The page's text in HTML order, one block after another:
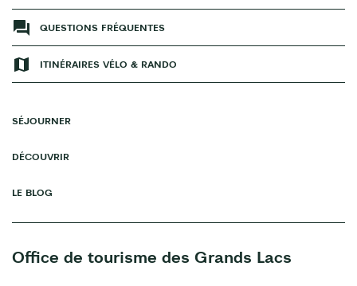
QUESTIONS FRÉQUENTES
ITINÉRAIRES VÉLO & RANDO
SÉJOURNER
DÉCOUVRIR
LE BLOG
Office de tourisme des Grands Lacs